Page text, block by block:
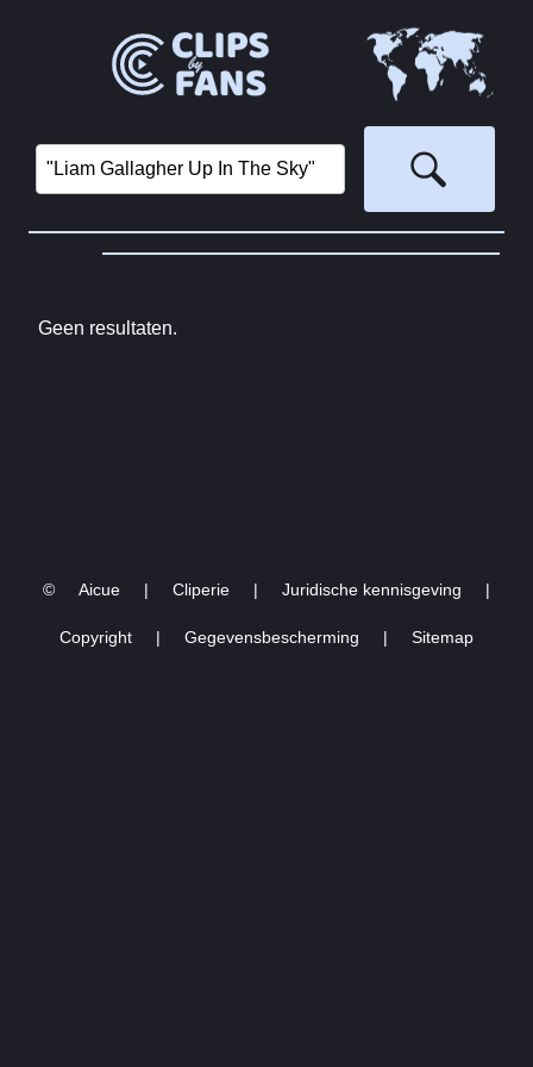
Geen resultaten.
© Aicue | Cliperie | Juridische kennisgeving |
Copyright | Gegevensbescherming | Sitemap